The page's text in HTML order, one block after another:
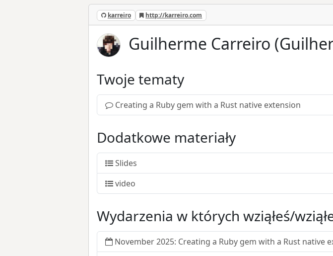
karreiro http://karreiro.com
Guilherme Carreiro
Twoje tematy
Creating a Ruby gem with a Rust native extension
Dodatkowe materiały
Slides
video
Wydarzenia w których wziąłeś/
November 2025: Creating a Ruby gem with a Rust native